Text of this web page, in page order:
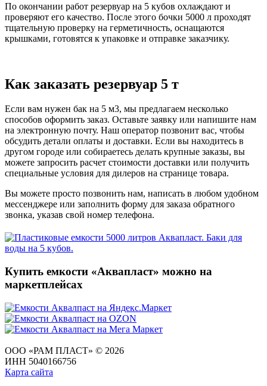
По окончании работ резервуар на 5 кубов охлаждают и
проверяют его качество. После этого бочки 5000 л проходят
тщательную проверку на герметичность, оснащаются
крышками, готовятся к упаковке и отправке заказчику.
Как заказать резервуар 5 т
Если вам нужен бак на 5 м3, мы предлагаем несколько
способов оформить заказ. Оставьте заявку или напишите нам
на электронную почту. Наш оператор позвонит вас, чтобы
обсудить детали оплаты и доставки. Если вы находитесь в
другом городе или собираетесь делать крупные заказы, вы
можете запросить расчет стоимости доставки или получить
специальные условия для дилеров на странице товара.
Вы можете просто позвонить нам, написать в любом удобном
мессенджере или заполнить форму для заказа обратного
звонка, указав свой номер телефона.
Купить емкости «Аквапласт» можно на
маркетплейсах
ООО «РАМ ПЛАСТ» © 2026
ИНН 5040166756
Карта сайта